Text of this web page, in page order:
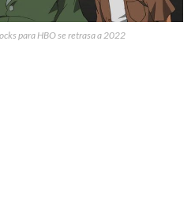
para HBO se retrasa a 2022